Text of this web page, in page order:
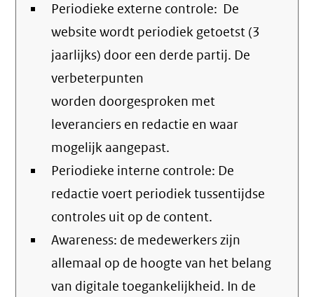
Periodieke externe controle: De
website wordt periodiek getoetst (3
jaarlijks) door een derde partij. De
verbeterpunten
worden doorgesproken met
leveranciers en redactie en waar
mogelijk aangepast.
Periodieke interne controle: De
redactie voert periodiek tussentijdse
controles uit op de content.
Awareness: de medewerkers zijn
allemaal op de hoogte van het belang
van digitale toegankelijkheid. In de